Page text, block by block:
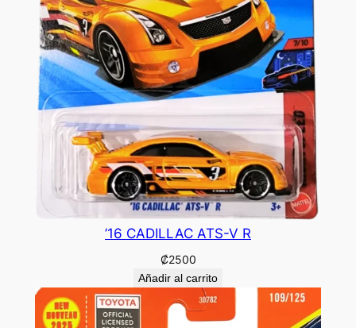
’16 CADILLAC ATS-V R
₡2500
Añadir al carrito